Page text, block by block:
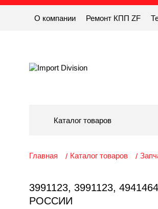
О компании Ремонт КПП ZF
Каталог товаров
Главная Каталог товаров
3991123, 3991123,
РОССИИ